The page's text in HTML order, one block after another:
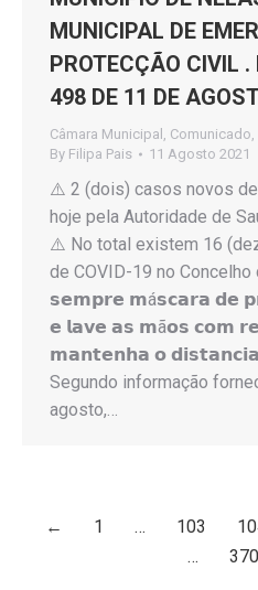
MUNICIPAL DE
PROTECÇÃO CIVIL
498 DE 11 DE
Câmara Municipal Comunicado
By Filipa Pais 11 Agosto 2021
⚠️ 2 (dois) casos novos
hoje pela Autoridade de
⚠️ No total existem 16
de COVID-19 no
𝘀𝗲𝗺𝗽𝗿𝗲 𝗺á𝘀𝗰𝗮𝗿𝗮 𝗱𝗲
𝗲 𝗹𝗮𝘃𝗲 𝗮𝘀 𝗺ã𝗼𝘀 𝗰𝗼𝗺
𝗺𝗮𝗻𝘁𝗲𝗻𝗵𝗮 𝗼
Segundo informação
agosto,…
← 1 … 103
…
370